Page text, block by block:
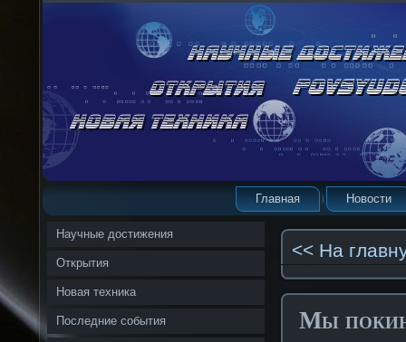
Главная Новости
Научные достижения
Открытия
Новая техника
Последние события
<< На
Мы